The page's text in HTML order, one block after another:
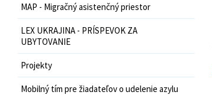
MAP - Migračný asistenčný priestor
LEX UKRAJINA - PRÍSPEVOK ZA
UBYTOVANIE
Projekty
Mobilný tím pre žiadateľov o udelenie azylu